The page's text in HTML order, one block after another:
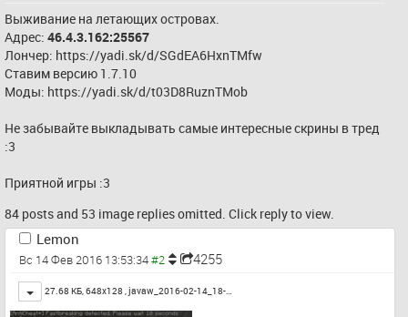
Выживание на летающих островах.
Адрес: 46.4.3.162:25567
Лончер: https://yadi.sk/d/SGdEA6HxnTMfw
Ставим версию 1.7.10
Моды: https://yadi.sk/d/t03D8RuznTMob
Не забывайте выкладывать самые интересные скрины в тред
:3
Приятной игры :3
84 posts and 53 image replies omitted. Click reply to view.
Lemon
Вс 14 Фев 2016 13:53:34 4255
Toggle
27.68 КБ, 648x128 ,javaw_2016-02-14_18-…